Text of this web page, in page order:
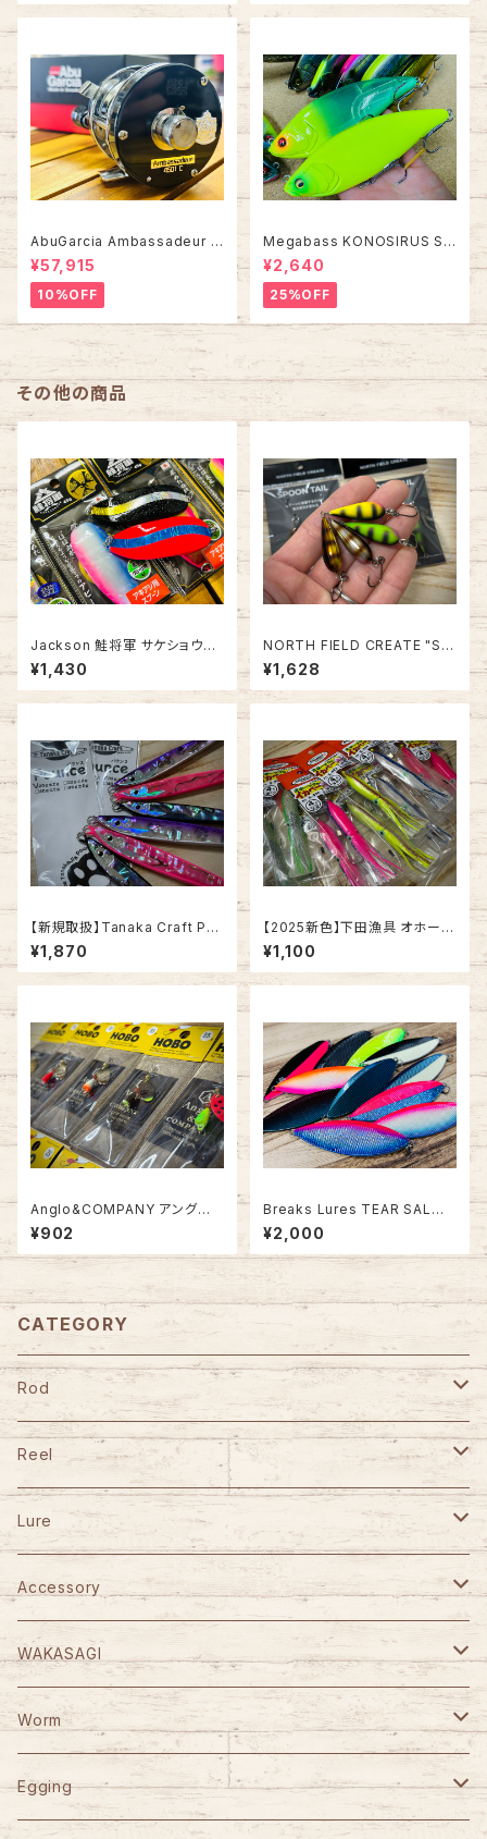
AbuGarcia Ambassadeur 4
501C FACTORY TUNED アン
バサダー ファクトリーチューン
¥57,915
10%OFF
Megabass KONOSIRUS S
WIMMER コノシラススイマー
¥2,640
25%OFF
その他の商品
Jackson 鮭将軍 サケショウグ
ン
¥1,430
NORTH FIELD CREATE "SP
OON TAIL" スプーンテール【緊
急追加！】
¥1,628
【新規取扱】Tanaka Craft Po
unce シェル 20g/32g -パウン
ス シェル-
¥1,870
【2025新色】下田漁具 オホーツ
クのイカベー 4号【針付き】サケ
釣りオススメ
¥1,100
Anglo&COMPANY アングロ&
カンパニー HOBO SPINNER
3.5g
¥902
Breaks Lures TEAR SALMO
N TINY45 ティアサーモンタイ
ニー45【グローカラー】
¥2,000
CATEGORY
Rod
TULALA
Fishman
Abu Garcia
D-3 Custom Lure's
Jet Slow
VARIVAS
Reel
DAIWA
SHIMANO
Abu Garcia
SLP WORKS
STUDIO OCEAN MARK
Lure
GANCRAFT
D-3 Custom Lure's
WooDream
Arbor
ITO CRAFT
Accessory
STUDIO OCEAN MARK
HOOK REMOVER 130S
HOOK REMOVER 165S
CAPS
KAID
WAKASAGI
がまかつ
YGK
Worm
Berkley
Egging